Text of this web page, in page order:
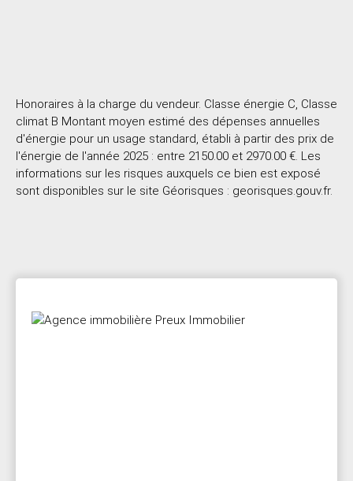
Honoraires à la charge du vendeur. Classe énergie C, Classe
climat B Montant moyen estimé des dépenses annuelles
d'énergie pour un usage standard, établi à partir des prix de
l'énergie de l'année 2025 : entre 2150.00 et 2970.00 €. Les
informations sur les risques auxquels ce bien est exposé
sont disponibles sur le site Géorisques : georisques.gouv.fr.